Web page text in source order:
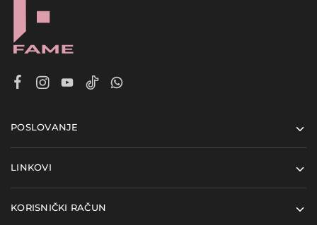
POSLOVANJE
LINKOVI
KORISNIČKI RAČUN